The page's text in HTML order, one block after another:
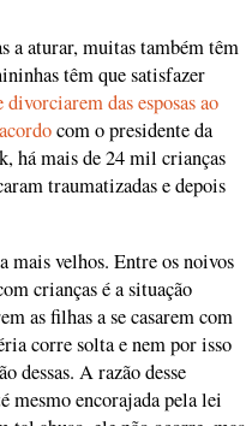
a aturar, muitas também têm
têm que satisfazer
divorciarem das esposas ao
com o presidente da
há mais de 24 mil crianças
traumatizadas e depois
mais velhos. Entre os noivos
crianças é a situação
as filhas a se casarem com
corre solta e nem por isso
dessas. A razão desse
mesmo encorajada pela lei